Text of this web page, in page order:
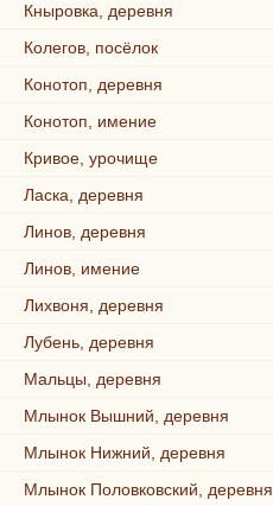
Кныровка, деревня
Колегов, посёлок
Конотоп, деревня
Конотоп, имение
Кривое, урочище
Ласка, деревня
Линов, деревня
Линов, имение
Лихвоня, деревня
Лубень, деревня
Мальцы, деревня
Млынок Вышний, деревня
Млынок Нижний, деревня
Млынок Половковский, деревня